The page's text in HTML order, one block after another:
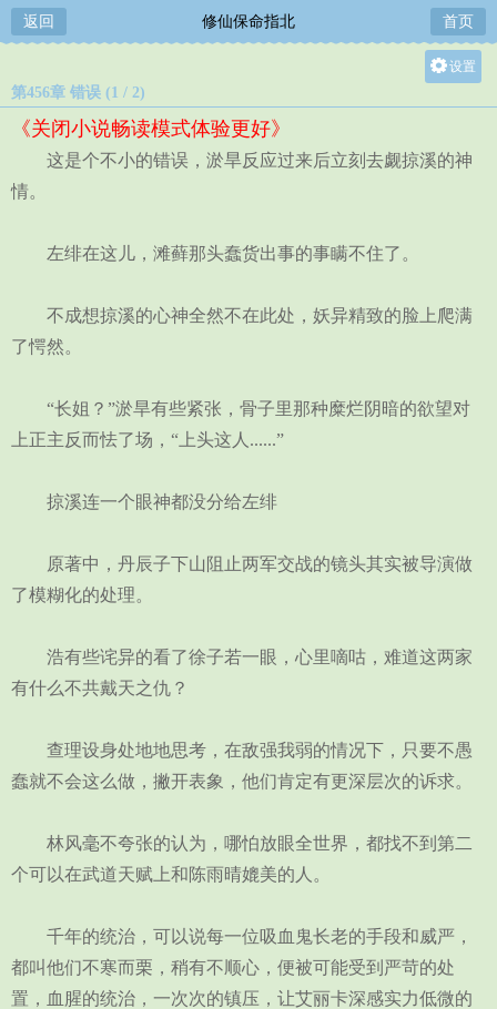
返回 修仙保命指北 首页
设置
中
第456章 错误 (1 / 2)
《关闭小说畅读模式体验更好》
这是个不小的错误，淤旱反应过来后立刻去觑掠溪的神
情。
左绯在这儿，滩藓那头蠢货出事的事瞒不住了。
不成想掠溪的心神全然不在此处，妖异精致的脸上爬满
了愕然。
“长姐？”淤旱有些紧张，骨子里那种糜烂阴暗的欲望对
上正主反而怯了场，“上头这人......”
掠溪连一个眼神都没分给左绯
原著中，丹辰子下山阻止两军交战的镜头其实被导演做
了模糊化的处理。
浩有些诧异的看了徐子若一眼，心里嘀咕，难道这两家
有什么不共戴天之仇？
查理设身处地地思考，在敌强我弱的情况下，只要不愚
蠢就不会这么做，撇开表象，他们肯定有更深层次的诉求。
林风毫不夸张的认为，哪怕放眼全世界，都找不到第二
个可以在武道天赋上和陈雨晴媲美的人。
千年的统治，可以说每一位吸血鬼长老的手段和威严，
都叫他们不寒而栗，稍有不顺心，便被可能受到严苛的处
置，血腥的统治，一次次的镇压，让艾丽卡深感实力低微的